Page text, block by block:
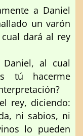
a Daniel
un varón
dará al rey
al cual
tú hacerme
rey, diciendo:
ni sabios, ni
lo pueden